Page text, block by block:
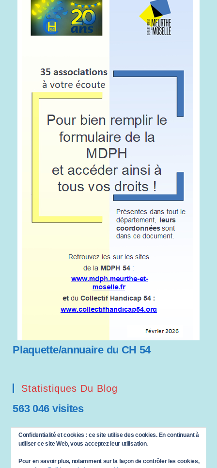
Plaquette/annuaire du CH 54
Statistiques Du Blog
563 046 visites
Saisissez votre adresse e-mail…
ABONNEZ-VOUS
Confidentialité et cookies : ce site utilise des cookies. En continuant à
utiliser ce site Web, vous acceptez leur utilisation.
Pour en savoir plus, notamment sur la façon de contrôler les cookies,